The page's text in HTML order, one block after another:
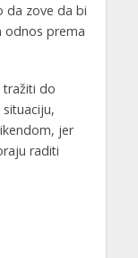
da zove da bi
odnos prema
do
jer
raditi